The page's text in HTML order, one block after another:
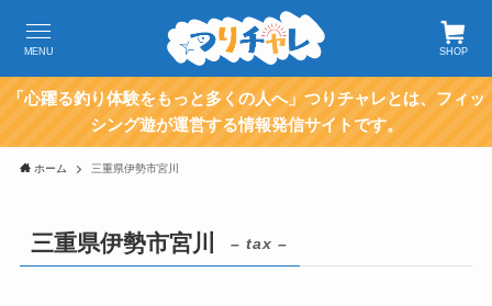
SHOP
MENU
「心躍る釣り体験をもっと多くの人へ」つりチャレとは、フィッ
シング遊が運営する情報発信サイトです。
ホーム 三重県伊勢市宮川
三重県伊勢市宮川 – tax –